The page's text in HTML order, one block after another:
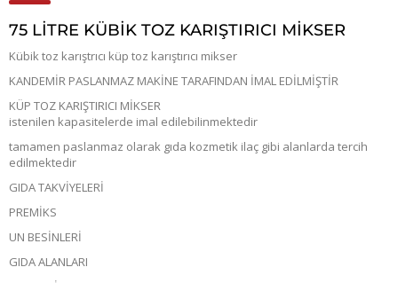
75 LİTRE KÜBİK TOZ KARIŞTIRICI MİKSER
Kübik toz karıştrıcı küp toz karıştırıcı mikser
KANDEMİR PASLANMAZ MAKİNE TARAFINDAN İMAL EDİLMİŞTİR
KÜP TOZ KARIŞTIRICI MİKSER
istenilen kapasitelerde imal edilebilinmektedir
tamamen paslanmaz olarak gıda kozmetik ilaç gibi alanlarda tercih
edilmektedir
GIDA TAKVİYELERİ
PREMİKS
UN BESİNLERİ
GIDA ALANLARI